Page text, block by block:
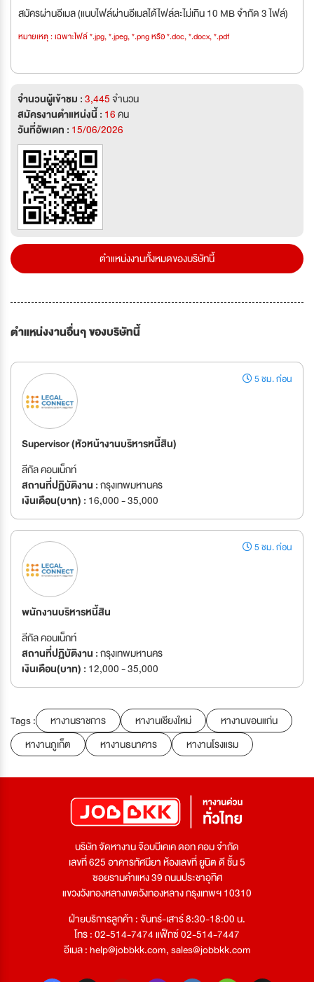
สมัครผ่านอีเมล (แนบไฟล์ผ่านอีเมลได้ไฟล์ละไม่เกิน 10 MB จำกัด 3 ไฟล์)
หมายเหตุ : เฉพาะไฟล์ *.jpg, *.jpeg, *.png หรือ *.doc, *.docx, *.pdf
จำนวนผู้เข้าชม :3,445จำนวน
สมัครงานตำแหน่งนี้ : 16คน
วันที่อัพเดท : 15/06/2026
ตำแหน่งงานทั้งหมดของบริษัทนี้
ตำแหน่งงานอื่นๆ ของบริษัทนี้
5 ชม. ก่อน
Supervisor (หัวหน้างานบริหารหนี้สิน)
ลีกัล คอนเน็กท์
สถานที่ปฏิบัติงาน :กรุงเทพมหานคร
เงินเดือน(บาท) : 16,000 - 35,000
5 ชม. ก่อน
พนักงานบริหารหนี้สิน
ลีกัล คอนเน็กท์
สถานที่ปฏิบัติงาน :กรุงเทพมหานคร
เงินเดือน(บาท) : 12,000 - 35,000
Tags : หางานราชการ หางานเชียงใหม่
หางานขอนแก่น
หางานภูเก็ต
หางานธนาคาร หางานโรงแรม
บริษัท จัดหางาน จ๊อบบีเคเค ดอท คอม จำกัด
เลขที่ 625 อาคารทัศนียา ห้องเลขที่ ยูนิต ดี ชั้น 5
ซอยรามคำแหง 39 ถนนประชาอุทิศ
แขวงวังทองหลางเขตวังทองหลาง กรุงเทพฯ 10310
ฝ่ายบริการลูกค้า : จันทร์-เสาร์ 8:30-18:00 น.
โทร : 02-514-7474 แฟ็กซ์ 02-514-7447
อีเมล :help@jobbkk.com,sales@jobbkk.com